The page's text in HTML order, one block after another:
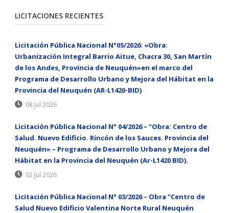
LICITACIONES RECIENTES
Licitación Pública Nacional N°05/2026: «Obra:
Urbanización Integral Barrio Aitue, Chacra 30, San Martín
de los Andes, Provincia de Neuquén»en el marco del
Programa de Desarrollo Urbano y Mejora del Hábitat en la
Provincia del Neuquén (AR-L1420-BID)
08 Jul 2026
Licitación Pública Nacional N° 04/2026 – “Obra: Centro de
Salud. Nuevo Edificio. Rincón de los Sauces. Provincia del
Neuquén» – Programa de Desarrollo Urbano y Mejora del
Hábitat en la Provincia del Neuquén (Ar-L1420 BID).
02 Jul 2026
Licitación Pública Nacional N° 03/2026 – Obra “Centro de
Salud Nuevo Edificio Valentina Norte Rural Neuquén